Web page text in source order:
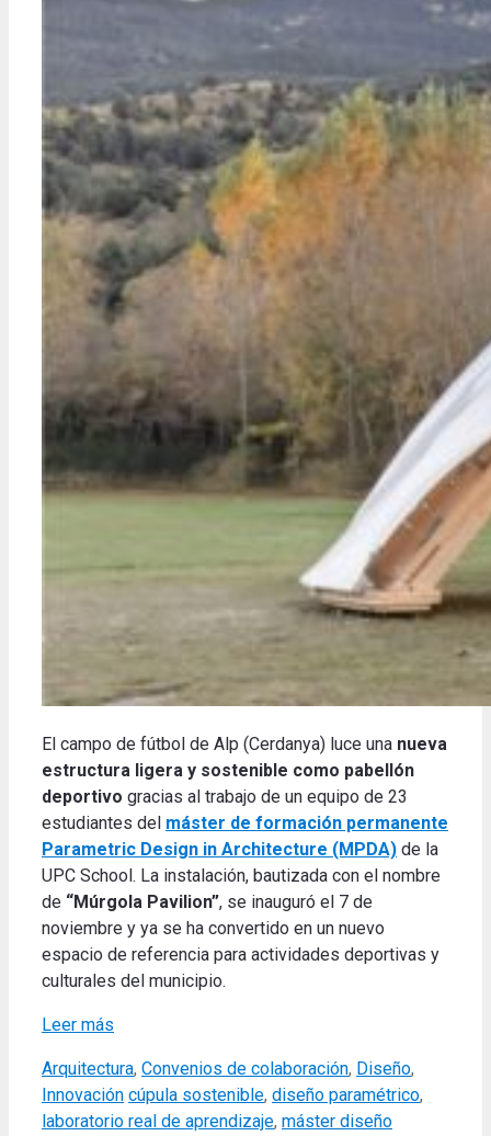
El campo de fútbol de Alp (Cerdanya) luce una nueva
estructura ligera y sostenible como pabellón
deportivo gracias al trabajo de un equipo de 23
estudiantes del máster de formación permanente
Parametric Design in Architecture (MPDA) de la
UPC School. La instalación, bautizada con el nombre
de “Múrgola Pavilion”, se inauguró el 7 de
noviembre y ya se ha convertido en un nuevo
espacio de referencia para actividades deportivas y
culturales del municipio.
Leer más
Categories
Arquitectura, Convenios de colaboración, Diseño,
Innovación Tags
cúpula sostenible, diseño paramétrico,
laboratorio real de aprendizaje, máster diseño